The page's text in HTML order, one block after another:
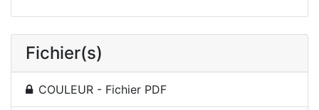
Fichier(s)
COULEUR - Fichier PDF